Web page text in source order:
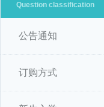
Question classification
公告通知
订购方式